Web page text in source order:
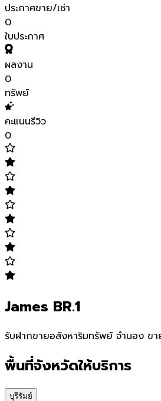
ประกาศขาย/เช่า
0
ใบประกาศ
ผลงาน
0
ทรัพย์
คะแนนรีวิว
0
James BR.1
รับฝากขายอสังหาริมทรัพย์ จำนอง ข
พื้นที่จังหวัดให้บริการ
บุรีรัมย์